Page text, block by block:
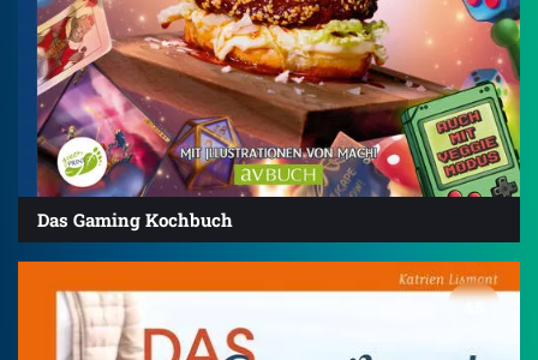
Das Gaming Kochbuch